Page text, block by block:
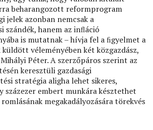
beharangozott reformprogram
jelek azonban nemcsak a
szándék, hanem az inﬂáció
is mutatnak – hívja fel a ﬁgyelmet a
véleményében két közgazdász,
Péter. A szerzőpáros szerint az
keresztüli gazdasági
stratégia aligha lehet sikeres,
százezer embert munkára késztethet
megakadályozására törekvés